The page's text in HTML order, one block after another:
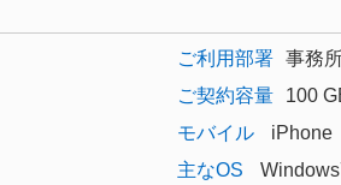
ご利用部署 事務
ご契約容量
100
モバイル
iPhone
主なOS